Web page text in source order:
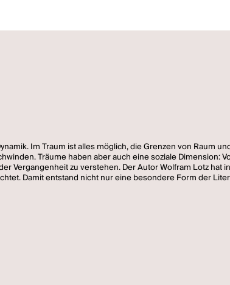
Im Traum ist alles möglich, die Grenzen von Raum
Träume haben aber auch eine soziale Dimension:
Vergangenheit zu verstehen. Der Autor Wolfram Lotz
Damit entstand nicht nur eine besondere Form der